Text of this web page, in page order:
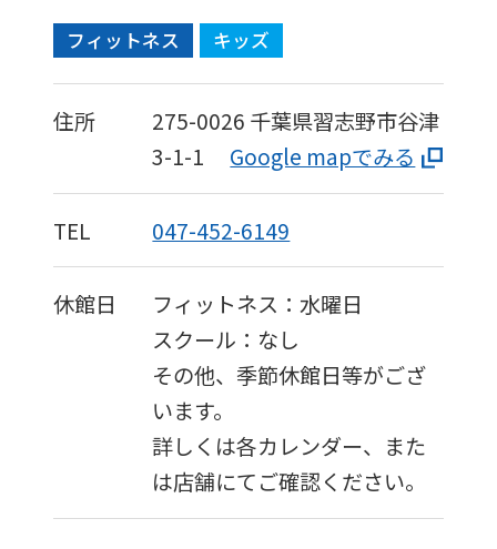
フィットネス キッズ
住所 275-0026 千葉県習志野市谷津
3-1-1
Google mapでみる
TEL 047-452-6149
休館日
フィットネス：水曜日
スクール：なし
その他、季節休館日等がござ
います。
詳しくは各カレンダー、また
は店舗にてご確認ください。
return
the
top
page.
However,
if
use
an
automatic
translation
service,
the